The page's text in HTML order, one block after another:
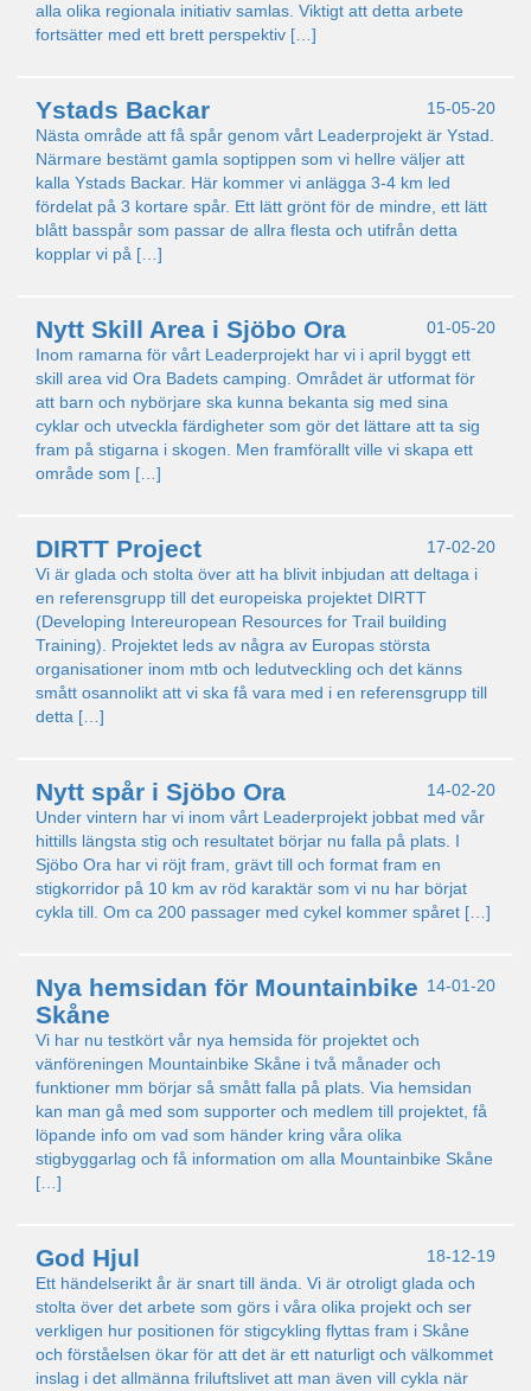
alla olika regionala initiativ samlas. Viktigt att detta arbete
fortsätter med ett brett perspektiv […]
15-05-20
Ystads Backar
Nästa område att få spår genom vårt Leaderprojekt är Ystad.
Närmare bestämt gamla soptippen som vi hellre väljer att
kalla Ystads Backar. Här kommer vi anlägga 3-4 km led
fördelat på 3 kortare spår. Ett lätt grönt för de mindre, ett lätt
blått basspår som passar de allra flesta och utifrån detta
kopplar vi på […]
01-05-20
Nytt Skill Area i Sjöbo Ora
Inom ramarna för vårt Leaderprojekt har vi i april byggt ett
skill area vid Ora Badets camping. Området är utformat för
att barn och nybörjare ska kunna bekanta sig med sina
cyklar och utveckla färdigheter som gör det lättare att ta sig
fram på stigarna i skogen. Men framförallt ville vi skapa ett
område som […]
17-02-20
DIRTT Project
Vi är glada och stolta över att ha blivit inbjudan att deltaga i
en referensgrupp till det europeiska projektet DIRTT
(Developing Intereuropean Resources for Trail building
Training). Projektet leds av några av Europas största
organisationer inom mtb och ledutveckling och det känns
smått osannolikt att vi ska få vara med i en referensgrupp till
detta […]
14-02-20
Nytt spår i Sjöbo Ora
Under vintern har vi inom vårt Leaderprojekt jobbat med vår
hittills längsta stig och resultatet börjar nu falla på plats. I
Sjöbo Ora har vi röjt fram, grävt till och format fram en
stigkorridor på 10 km av röd karaktär som vi nu har börjat
cykla till. Om ca 200 passager med cykel kommer spåret […]
14-01-20
Nya hemsidan för Mountainbike
Skåne
Vi har nu testkört vår nya hemsida för projektet och
vänföreningen Mountainbike Skåne i två månader och
funktioner mm börjar så smått falla på plats. Via hemsidan
kan man gå med som supporter och medlem till projektet, få
löpande info om vad som händer kring våra olika
stigbyggarlag och få information om alla Mountainbike Skåne
[…]
18-12-19
God Hjul
Ett händelserikt år är snart till ända. Vi är otroligt glada och
stolta över det arbete som görs i våra olika projekt och ser
verkligen hur positionen för stigcykling flyttas fram i Skåne
och förståelsen ökar för att det är ett naturligt och välkommet
inslag i det allmänna friluftslivet att man även vill cykla när